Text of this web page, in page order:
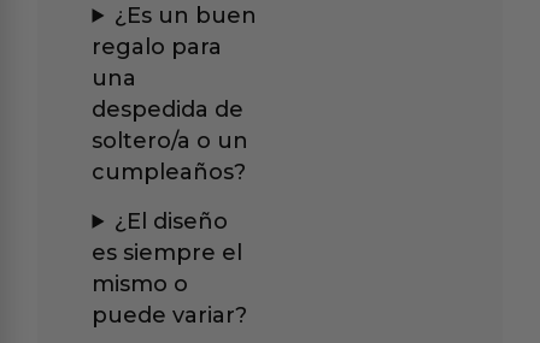
¿Es un buen
regalo para
una
despedida de
soltero/a o un
cumpleaños?
¿El diseño
es siempre el
mismo o
puede variar?